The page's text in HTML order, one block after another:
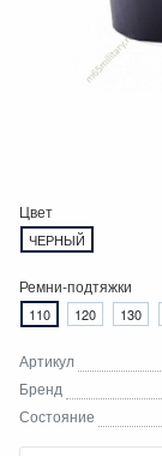
Цвет
ЧЕРНЫЙ
Ремни-подтяжки
110 120 130
Артикул
Бренд
Состояние